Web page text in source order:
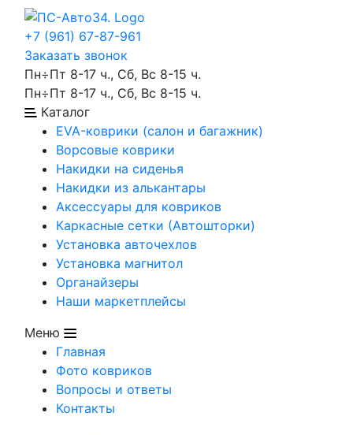
+7 (961) 67-87-961
Заказать звонок
Пн÷Пт 8-17 ч., Сб, Вс 8-15 ч.
Пн÷Пт 8-17 ч., Сб, Вс 8-15 ч.
Каталог
EVA-коврики (салон и багажник)
Ворсовые коврики
Накидки на сиденья
Накидки из алькантары
Аксессуары для ковриков
Каркасные сетки (Автошторки)
Установка авточехлов
Установка магнитол
Органайзеры
Наши маркетплейсы
Меню
Главная
Фото ковриков
Вопросы и ответы
Контакты